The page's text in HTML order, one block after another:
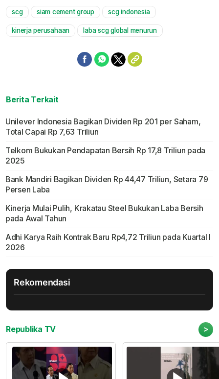
scg siam cement group scg indonesia
kinerja perusahaan laba scg global menurun
Berita Terkait
Unilever Indonesia Bagikan Dividen Rp 201 per Saham,
Total Capai Rp 7,63 Triliun
Telkom Bukukan Pendapatan Bersih Rp 17,8 Triliun pada
2025
Bank Mandiri Bagikan Dividen Rp 44,47 Triliun, Setara 79
Persen Laba
Kinerja Mulai Pulih, Krakatau Steel Bukukan Laba Bersih
pada Awal Tahun
Adhi Karya Raih Kontrak Baru Rp4,72 Triliun pada Kuartal I
2026
Rekomendasi
Republika TV >